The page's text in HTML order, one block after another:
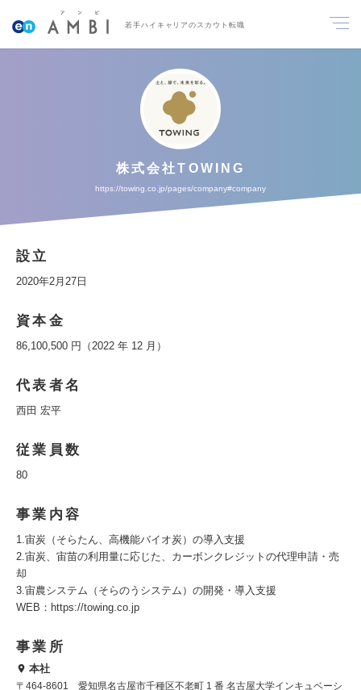
若手ハイキャリアのスカウト転職
株式会社TOWING
https://towing.co.jp/pages/company#company
設立
2020年2月27日
資本金
86,100,500 円（2022 年 12 月）
代表者名
西田 宏平
従業員数
80
事業内容
1.宙炭（そらたん、高機能バイオ炭）の導入支援
2.宙炭、宙苗の利用量に応じた、カーボンクレジットの代理申請・売
却
3.宙農システム（そらのうシステム）の開発・導入支援
WEB：https://towing.co.jp
事業所
本社
〒464-8601 愛知県名古屋市千種区不老町 1 番 名古屋大学インキュベーシ